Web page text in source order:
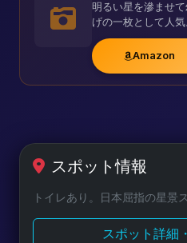
明るい星を滲ませ
げの一枚として人気
Amazon
スポット情報
トイレあり。日本屈指の星景
スポット詳細